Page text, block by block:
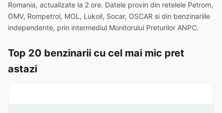
Romania, actualizate la 2 ore. Datele provin din retelele Petrom,
OMV, Rompetrol, MOL, Lukoil, Socar, OSCAR si din benzinariile
independente, prin intermediul Monitorului Preturilor ANPC.
Top 20 benzinarii cu cel mai mic pret
astazi